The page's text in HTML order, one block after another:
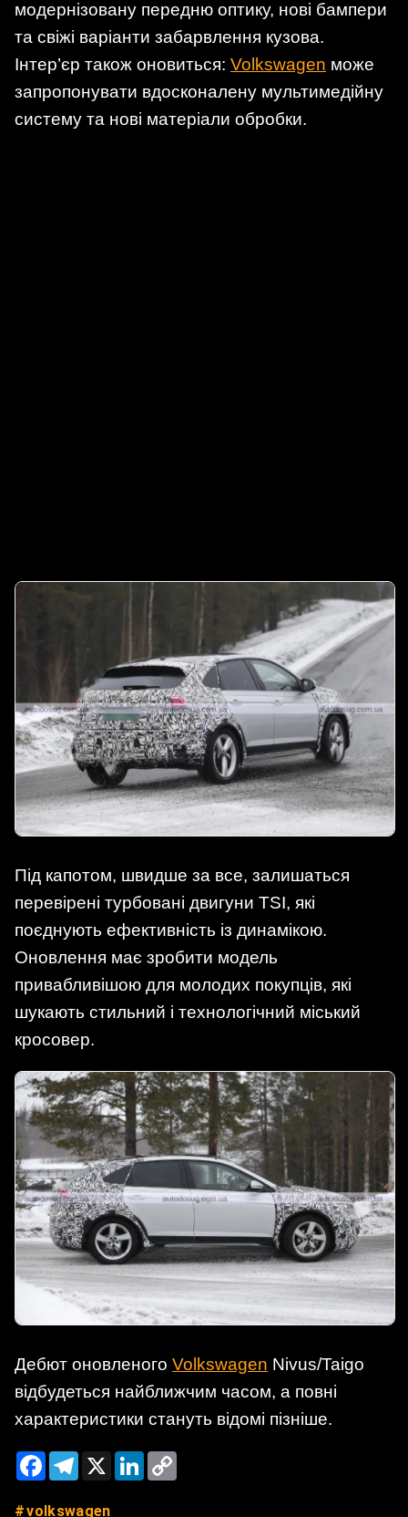
модернізовану передню оптику, нові бампери
та свіжі варіанти забарвлення кузова.
Інтер’єр також оновиться: Volkswagen може
запропонувати вдосконалену мультимедійну
систему та нові матеріали обробки.
Під капотом, швидше за все, залишаться
перевірені турбовані двигуни TSI, які
поєднують ефективність із динамікою.
Оновлення має зробити модель
привабливішою для молодих покупців, які
шукають стильний і технологічний міський
кросовер.
Дебют оновленого Volkswagen Nivus/Taigo
відбудеться найближчим часом, а повні
характеристики стануть відомі пізніше.
FacebookTelegram
X LinkedIn
volkswagen